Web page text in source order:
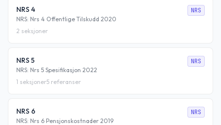
NRS 4
NRS: Nrs 4 Offentlige Tilskudd 2020
NRS
2 seksjoner
NRS 5
NRS: Nrs 5 Spesifikasjon 2022
NRS
1 seksjoner5 referanser
NRS 6
NRS: Nrs 6 Pensjonskostnader 2019
NRS